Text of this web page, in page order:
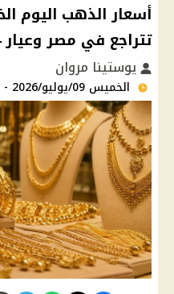
تتراجع في مصر وعيار 24 يسجل 6589 جنيهًا
يوستينا مروان
الخميس 09/يوليو/2026 - 09:10 ص